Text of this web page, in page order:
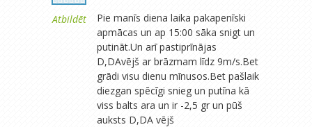
Atbildēt
Pie manīs diena laika pakapenīski
apmācas un ap 15:00 sāka snigt un
putināt.Un arī pastiprīnājas
D,DAvējš ar brāzmam līdz 9m/s.Bet
grādi visu dienu mīnusos.Bet pašlaik
diezgan spēcīgi snieg un putīna kā
viss balts ara un ir -2,5 gr un pūš
auksts D,DA vējš